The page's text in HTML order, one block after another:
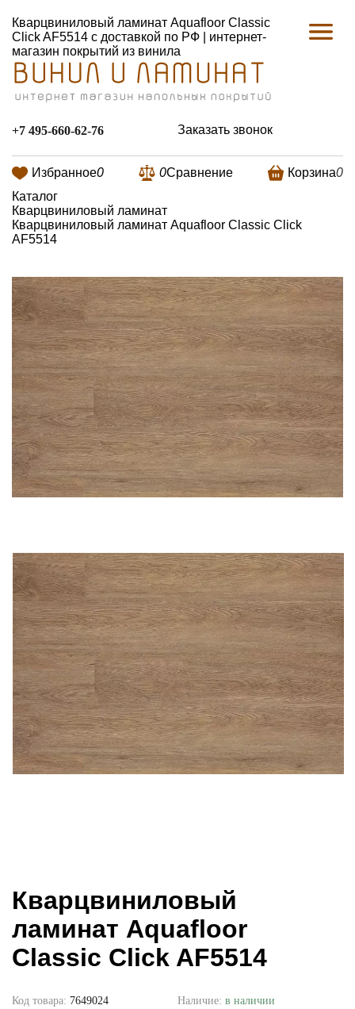
Кварцвиниловый ламинат Aquafloor Classic
Click AF5514 с доставкой по РФ | интернет-
магазин покрытий из винила
+7 495-660-62-76 Заказать звонок
Избранное0 0Сравнение Корзина0
Каталог
Кварцвиниловый ламинат
Кварцвиниловый ламинат Aquafloor Classic Click
AF5514
Кварцвиниловый
ламинат Aquafloor
Classic Click AF5514
Код товара: 7649024 Наличие: в наличии